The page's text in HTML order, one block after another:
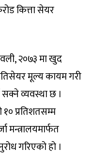
कित्ता सेयर
२०७३ मा खुद
मूल्य कायम गरी
व्यवस्था छ ।
प्रतिशतसम्म
मन्त्रालयमार्फत
गरिएको हो ।